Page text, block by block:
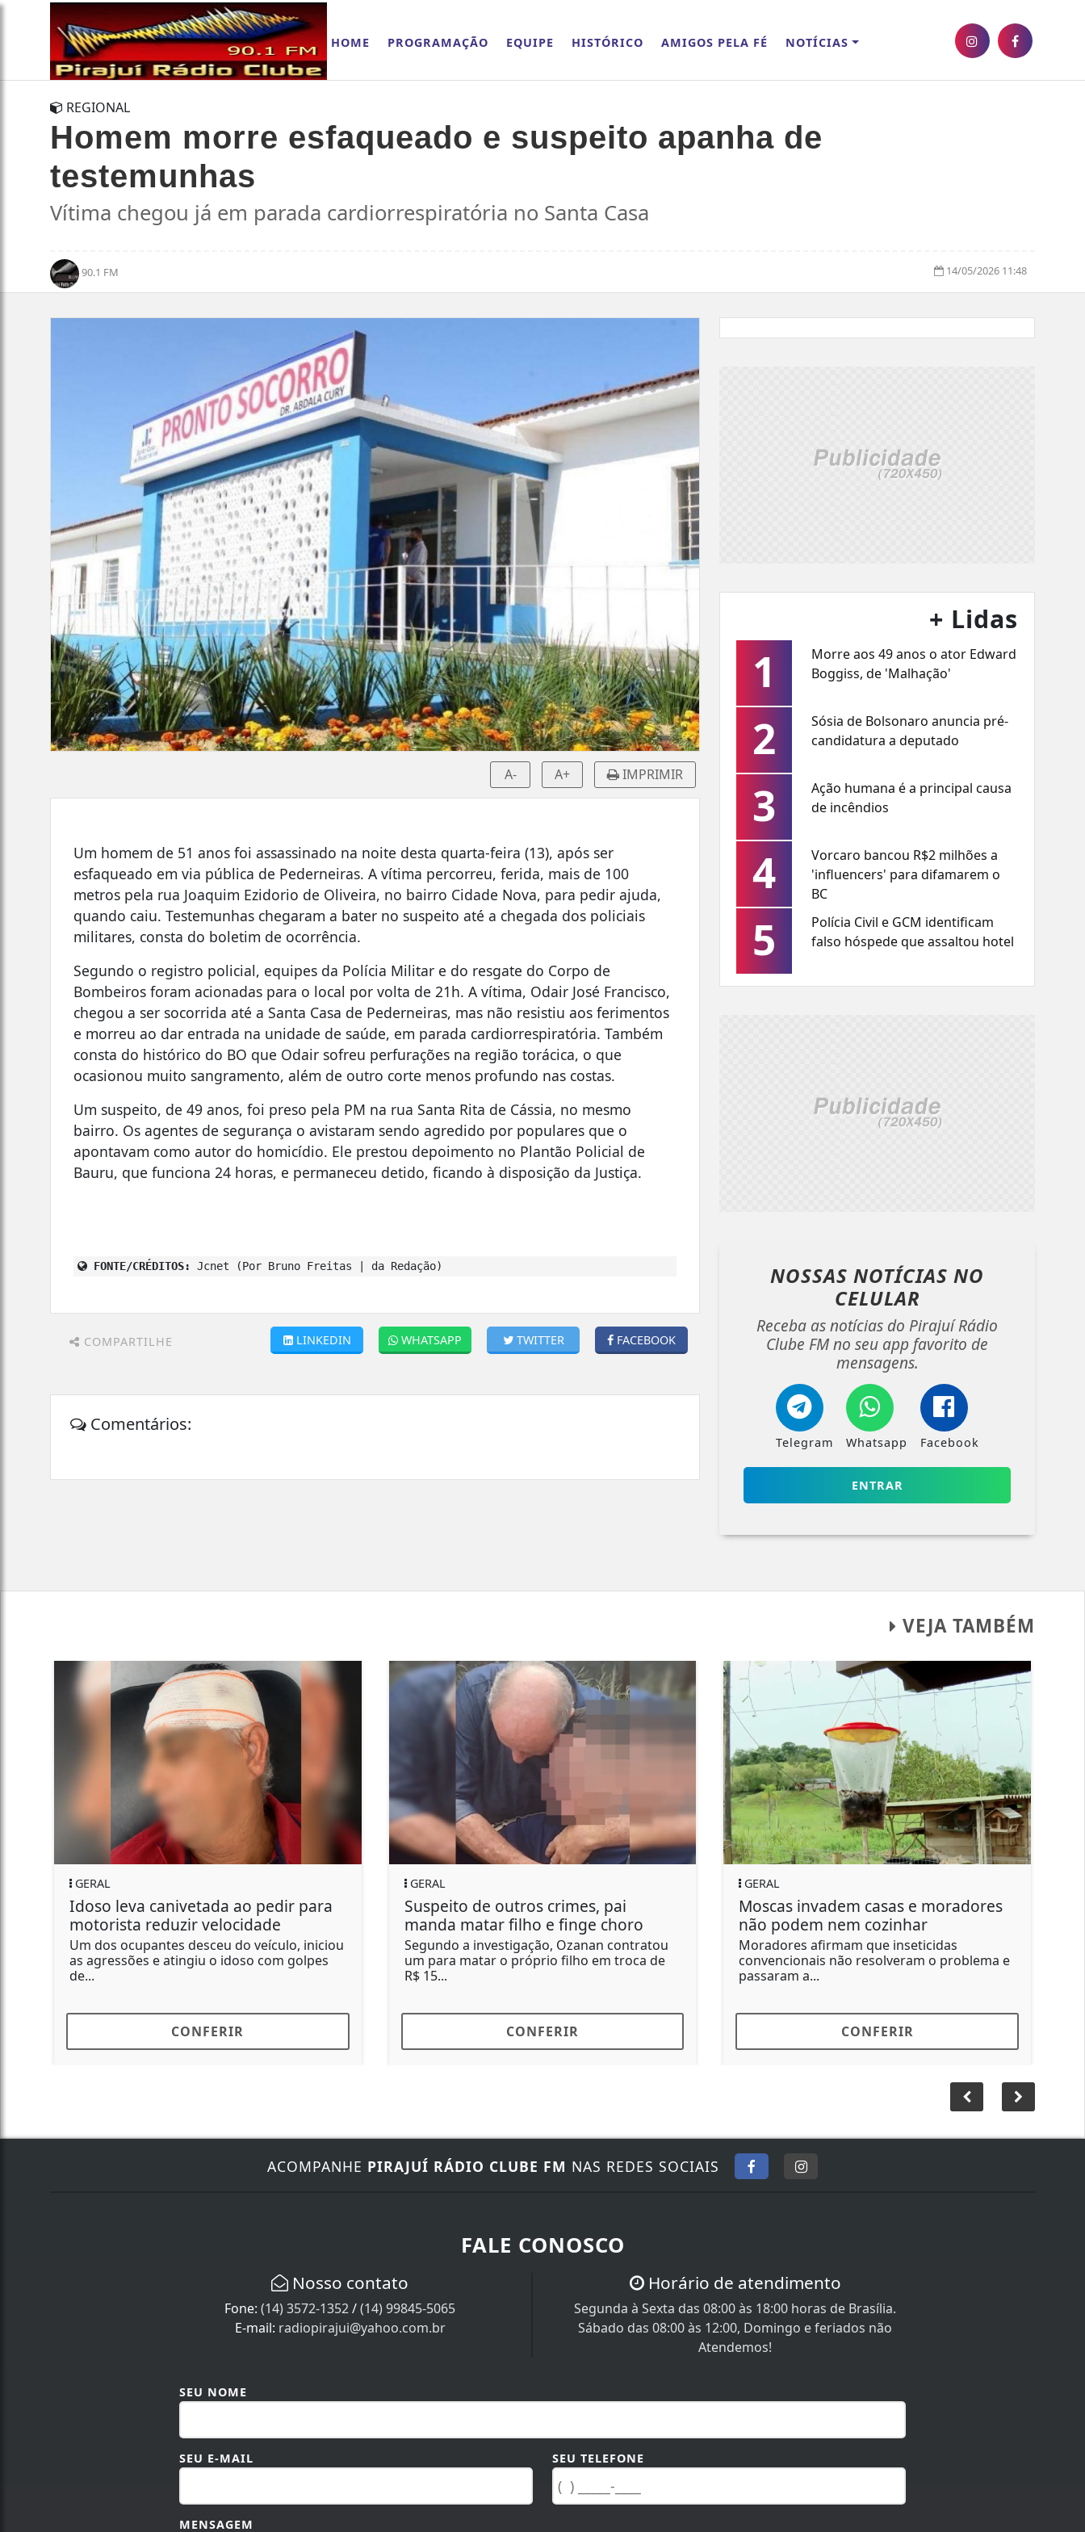
HOME PROGRAMAÇÃO EQUIPE HISTÓRICO AMIGOS PELA FÉ NOTÍCIAS
REGIONAL
Homem morre esfaqueado e suspeito apanha de
testemunhas
Vítima chegou já em parada cardiorrespiratória no Santa Casa
90.1 FM 14/05/2026 11:48
A- A+ IMPRIMIR
Um homem de 51 anos foi assassinado na noite desta quarta-feira (13), após ser
esfaqueado em via pública de Pederneiras. A vítima percorreu, ferida, mais de 100
metros pela rua Joaquim Ezidorio de Oliveira, no bairro Cidade Nova, para pedir ajuda,
quando caiu. Testemunhas chegaram a bater no suspeito até a chegada dos policiais
militares, consta do boletim de ocorrência.
Segundo o registro policial, equipes da Polícia Militar e do resgate do Corpo de
Bombeiros foram acionadas para o local por volta de 21h. A vítima, Odair José Francisco,
chegou a ser socorrida até a Santa Casa de Pederneiras, mas não resistiu aos ferimentos
e morreu ao dar entrada na unidade de saúde, em parada cardiorrespiratória. Também
consta do histórico do BO que Odair sofreu perfurações na região torácica, o que
ocasionou muito sangramento, além de outro corte menos profundo nas costas.
Um suspeito, de 49 anos, foi preso pela PM na rua Santa Rita de Cássia, no mesmo
bairro. Os agentes de segurança o avistaram sendo agredido por populares que o
apontavam como autor do homicídio. Ele prestou depoimento no Plantão Policial de
Bauru, que funciona 24 horas, e permaneceu detido, ficando à disposição da Justiça.
FONTE/CRÉDITOS: Jcnet (Por Bruno Freitas | da Redação)
COMPARTILHE FACEBOOK
TWITTER
WHATSAPP
LINKEDIN
Comentários:
+ Lidas
1
Morre aos 49 anos o ator Edward
Boggiss, de 'Malhação'
2
Sósia de Bolsonaro anuncia pré-
candidatura a deputado
3
Ação humana é a principal causa
de incêndios
4
Vorcaro bancou R$2 milhões a
'influencers' para difamarem o
BC
5
Polícia Civil e GCM identificam
falso hóspede que assaltou hotel
NOSSAS NOTÍCIASNO
CELULAR
Receba as notícias do Pirajuí Rádio
Clube FM no seu app favorito de
mensagens.
Telegram Whatsapp Facebook
ENTRAR
VEJA TAMBÉM
GERAL
Idoso leva canivetada ao pedir para
motorista reduzir velocidade
Um dos ocupantes desceu do veículo, iniciou
as agressões e atingiu o idoso com golpes
de...
CONFERIR
GERAL
Suspeito de outros crimes, pai
manda matar filho e finge choro
Segundo a investigação, Ozanan contratou
um para matar o próprio filho em troca de
R$ 15...
CONFERIR
GERAL
Moscas invadem casas e moradores
não podem nem cozinhar
Moradores afirmam que inseticidas
convencionais não resolveram o problema e
passaram a...
CONFERIR
ACOMPANHE PIRAJUÍ RÁDIO CLUBE FM NAS REDES SOCIAIS
FALE CONOSCO
Nosso contato
Fone:(14) 3572-1352/(14) 99845-5065
E-mail: radiopirajui@yahoo.com.br
Horário de atendimento
Segunda à Sexta das 08:00 às 18:00 horas de Brasília.
Sábado das 08:00 às 12:00, Domingo e feriados não
Atendemos!
SEU NOME
SEU E-MAIL SEU TELEFONE
MENSAGEM